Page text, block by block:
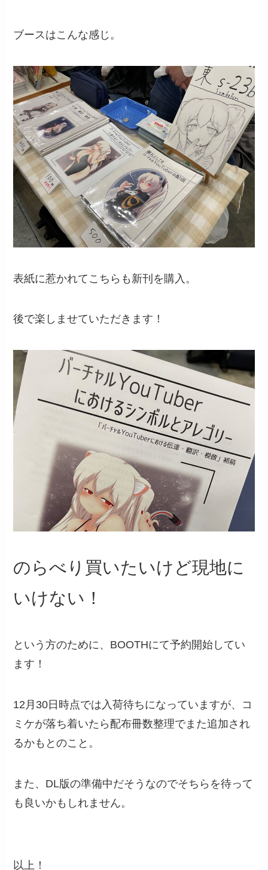
ブースはこんな感じ。
表紙に惹かれてこちらも新刊を購入。
後で楽しませていただきます！
のらべり買いたいけど現地に
いけない！
という方のために、BOOTHにて予約開始してい
ます！
12月30日時点では入荷待ちになっていますが、コ
ミケが落ち着いたら配布冊数整理でまた追加され
るかもとのこと。
また、DL版の準備中だそうなのでそちらを待って
も良いかもしれません。
以上！